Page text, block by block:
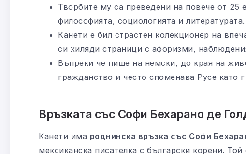
Творбите му са преведени на повече от 25
философията, социологията и литературата.
Канети е бил страстен колекционер на
си хиляди страници с афоризми,
Въпреки че пише на немски, до края на
гражданство и често споменава Русе като
Връзката със Софи Бехарано де
Канети има роднинска връзка със Софи
мексиканска писателка с български корени.